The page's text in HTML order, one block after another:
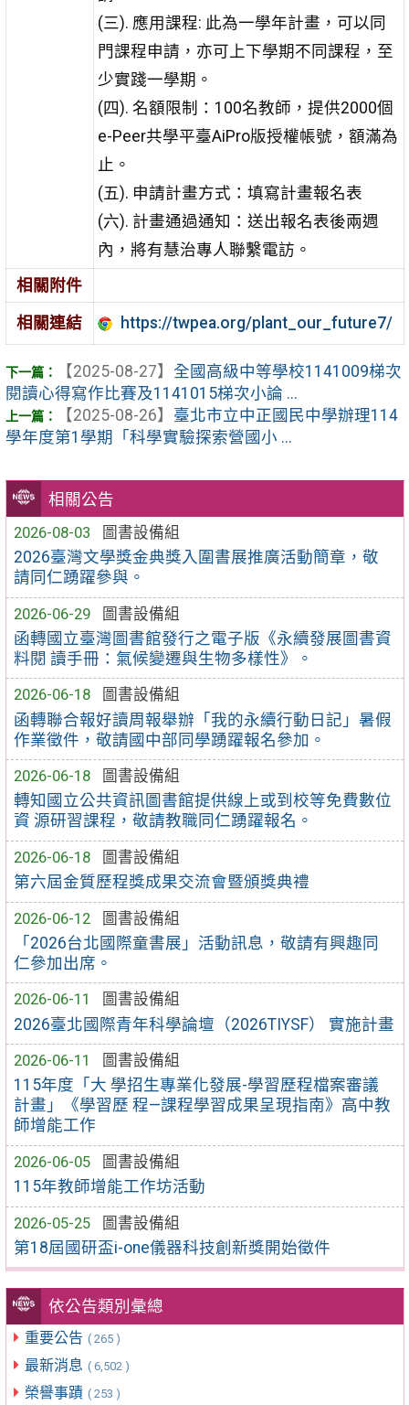
相關公告
2026-08-03
圖書設備組
2026臺灣文學獎金典獎入圍書展推廣活動簡章，敬
請同仁踴躍參與。
2026-06-29
圖書設備組
函轉國立臺灣圖書館發行之電子版《永續發展圖書資
料閱 讀手冊：氣候變遷與生物多樣性》。
2026-06-18
圖書設備組
函轉聯合報好讀周報舉辦「我的永續行動日記」暑假
作業徵件，敬請國中部同學踴躍報名參加。
2026-06-18
圖書設備組
轉知國立公共資訊圖書館提供線上或到校等免費數位
資 源研習課程，敬請教職同仁踴躍報名。
2026-06-18
圖書設備組
第六屆金質歷程獎成果交流會暨頒獎典禮
2026-06-12
圖書設備組
「2026台北國際童書展」活動訊息，敬請有興趣同
仁參加出席。
2026-06-11
圖書設備組
2026臺北國際青年科學論壇（2026TIYSF） 實施計畫
2026-06-11
圖書設備組
115年度「大 學招生專業化發展-學習歷程檔案審議
計畫」《學習歷 程—課程學習成果呈現指南》高中教
師增能工作
2026-06-05
圖書設備組
115年教師增能工作坊活動
2026-05-25
圖書設備組
第18屆國研盃i-one儀器科技創新獎開始徵件
依公告類別彙總
重要公告 ( 265 )
最新消息 ( 6,502 )
榮譽事蹟 ( 253 )
(三). 應用課程: 此為一學年計畫，可以同
門課程申請，亦可上下學期不同課程，至
少實踐一學期。
(四). 名額限制：100名教師，提供2000個
e-Peer共學平臺AiPro版授權帳號，額滿為
止。
(五). 申請計畫方式：填寫計畫報名表
(六). 計畫通過通知：送出報名表後兩週
內，將有慧治專人聯繫電訪。
相關附件
相關連結 https://twpea.org/plant_our_future7/
【2025-08-27】 全國高級中等學校1141009梯次
閱讀心得寫作比賽及1141015梯次小論 ...
【2025-08-26】 臺北市立中正國民中學辦理114
學年度第1學期「科學實驗探索營國小 ...